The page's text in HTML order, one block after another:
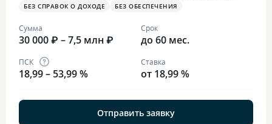
БЕЗ СПРАВОК О ДОХОДЕ
БЕЗ ОБЕСПЕЧЕНИЯ
Сумма
30 000 ₽ – 7,5 млн ₽
Срок
до 60 мес.
ПСК
18,99 – 53,99 %
Ставка
от 18,99 %
Отправить заявку